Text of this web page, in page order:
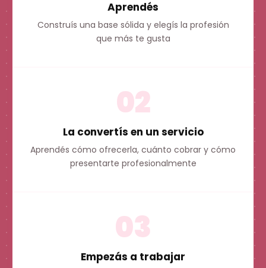
Aprendés
Construís una base sólida y elegís la profesión
que más te gusta
02
La convertís en un servicio
Aprendés cómo ofrecerla, cuánto cobrar y cómo
presentarte profesionalmente
03
Empezás a trabajar